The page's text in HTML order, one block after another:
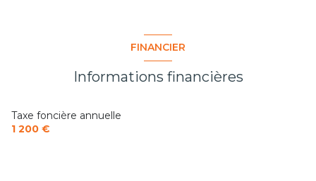
FINANCIER
Informations financières
Taxe foncière annuelle
1 200 €